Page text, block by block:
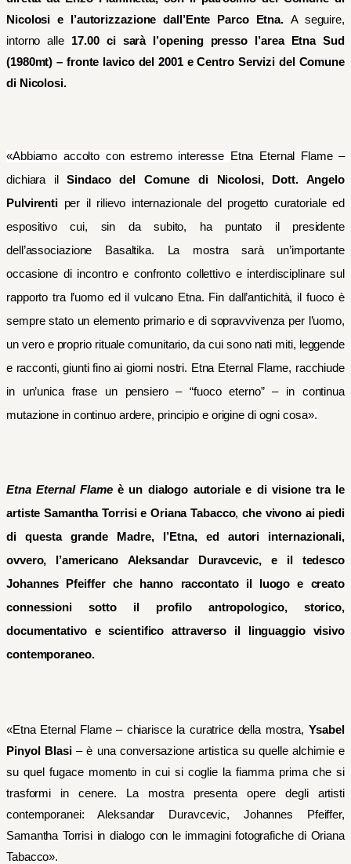
Nicolosi e l’autorizzazione dall’Ente Parco Etna. A seguire,
intorno alle 17.00 ci sarà l’opening presso l’area Etna Sud
(1980mt) – fronte lavico del 2001 e Centro Servizi del Comune
di Nicolosi.
«Abbiamo accolto con estremo interesse
Etna Eternal Flame –
dichiara ilSindaco del Comune di Nicolosi, Dott. Angelo
Pulvirenti per il rilievo internazionale del progetto curatoriale ed
espositivo cui, sin da subito, ha puntato il presidente
dell’associazione Basaltika. La mostra sarà un’importante
occasione di incontro e confronto collettivo e interdisciplinare sul
rapporto tra l’uomo ed il vulcano Etna. Fin dall’antichità, il fuoco è
sempre stato un elemento primario e di sopravvivenza per l’uomo,
un vero e proprio rituale comunitario, da cui sono nati miti, leggende
e racconti, giunti fino ai giorni nostri. Etna Eternal Flame, racchiude
in un’unica frase un pensiero – “fuoco eterno” – in continua
mutazione in continuo ardere, principio e origine di ogni cosa».
Etna Eternal Flameè un dialogo autoriale e di visione tra le
artiste Samantha Torrisi e Oriana Tabacco,che vivono ai piedi
di questa grande Madre, l’Etna, ed autori internazionali,
ovvero, l’americano Aleksandar Duravcevic, e il tedesco
Johannes Pfeiffer che
hanno raccontato il luogo e creato
connessioni sotto il profilo antropologico, storico,
documentativo e scientifico attraverso il linguaggio visivo
contemporaneo.
«Etna Eternal Flame – chiarisce la curatrice della mostra, Ysabel
Pinyol Blasi– è una conversazione artistica su quelle alchimie e
su quel fugace momento in cui si coglie la fiamma prima che si
trasformi in cenere. La mostra presenta opere degli artisti
contemporanei: Aleksandar Duravcevic, Johannes Pfeiffer,
Samantha Torrisi in dialogo con le immagini fotografiche di Oriana
Tabacco».